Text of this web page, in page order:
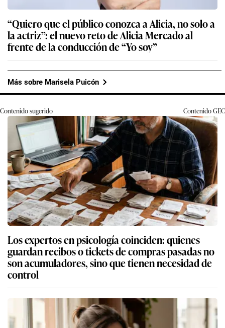
“Quiero que el público conozca a Alicia, no solo a
la actriz”: el nuevo reto de Alicia Mercado al
frente de la conducción de “Yo soy”
Más sobre Marisela Puicón
Contenido sugerido ContenidoGEC
Los expertos en psicología coinciden: quienes
guardan recibos o tickets de compras pasadas no
son acumuladores, sino que tienen necesidad de
control